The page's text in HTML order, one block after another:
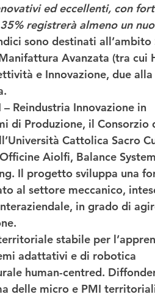
ed eccellenti, con
registrerà almeno un
sono destinati all’ambito
Avanzata (tra cui
e Innovazione, due alla
Reindustria Innovazione in
di Produzione, il Consorzio
Cattolica Sacro
Officine Aiolfi, Balance
. Il progetto sviluppa una
al settore meccanico,
in grado di
stabile per
adattativi e di robotica
human-centred.
delle micro e PMI